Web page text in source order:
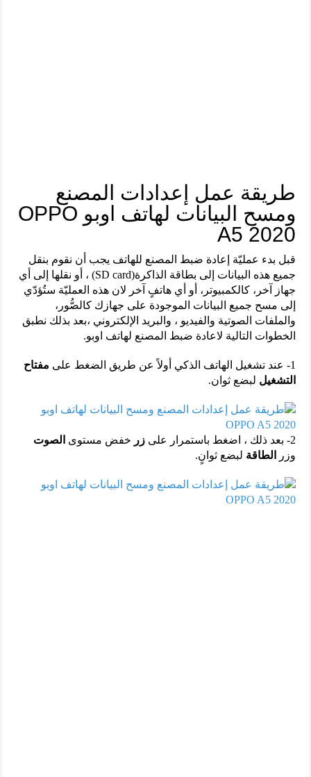
طريقة عمل إعدادات المصنع
ومسح البيانات لهاتف اوبو OPPO
A5 2020
قبل بدء عمليّة إعادة ضبط المصنع للهاتف يجب أن نقوم بنقل
جميع ‏هذه البيانات إلى بطاقة الذاكرة‎ (SD card)‎، ‏أو ‏نقلها ‏إلى ‏أي
‏جهاز آخر، ‏كالكمبيوتر، أو أي هاتفٍ آخر لان هذه العمليّة ستُؤدّي
إلى مسح جميع ‏البيانات ‏الموجودة ‏على ‏جهازك ‏كالصُّور،
‏والملفات الصوتية والفيديو ، والبريد الإلكتروني ،‏بعد بذلك نطبق
الخطوات التالية لاعادة ضبط المصنع لهاتف اوبو.
1- عند تشغيل الهاتف الذكي أولاً عن طريق الضغط على
مفتاح
التشغيللبضع ثوان.
2- بعد ذلك ، اضغط باستمرار على زر خفض مستوى الصوت
وزر
الطاقةلبضع ثوانٍ.